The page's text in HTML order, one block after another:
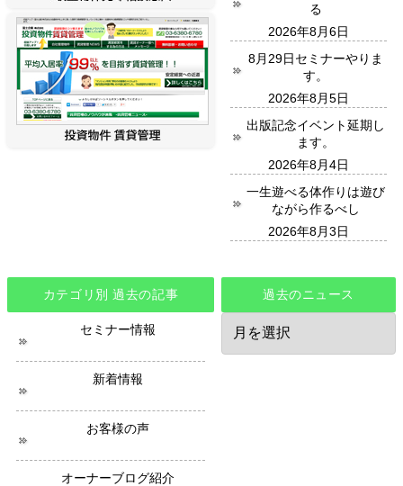
る
2026年8月6日
8月29日セミナーやりま
す。
2026年8月5日
出版記念イベント延期し
ます。
2026年8月4日
一生遊べる体作りは遊び
ながら作るべし
2026年8月3日
カテゴリ別 過去の記事
セミナー情報
新着情報
お客様の声
オーナーブログ紹介
過去のニュース
過
の